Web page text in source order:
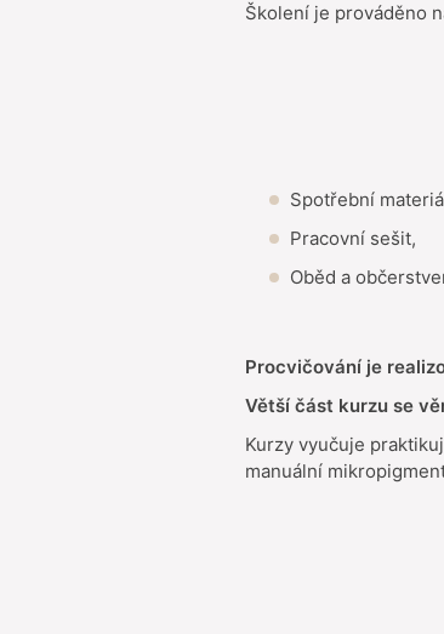
Školení je prováděno
Spotřební
Pracovní sešit,
Oběd a
Procvičování je
Větší část kurzu se
Kurzy vyučuje
manuální